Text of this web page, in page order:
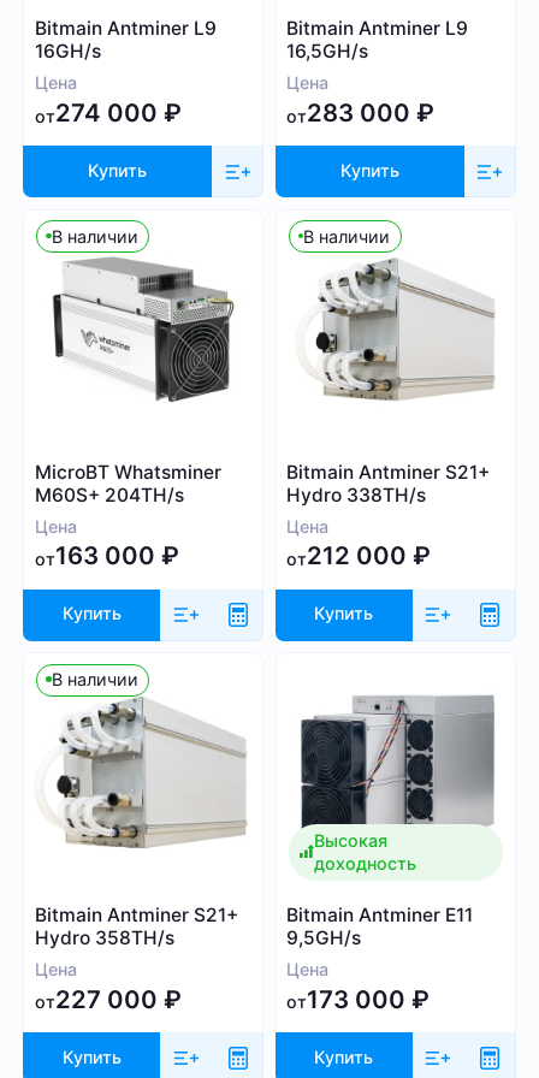
Handshake (HNS)
Monacoin (MONA)
MWC-CT31 (MWC)
Radiant (RXD)
Bitcoin SV (BSV)
Monero (XMR)
Выбрать все
Canaan
Iceriver
Innosilicon
FusionSilicon
Dayun
iBeLink
Ebang
Посмотреть все
Применить фильтры
Bitmain Antminer L9
16GH/s
Цена
от274 000 ₽
Купить
Bitmain Antminer L9
16,5GH/s
Цена
от283 000₽
Купить
В наличии
MicroBT Whatsminer
M60S+ 204TH/s
Цена
от163 000 ₽
Купить
В наличии
Bitmain Antminer S21+
Hydro 338TH/s
Цена
от212 000₽
Купить
В наличии
Bitmain Antminer S21+
Hydro 358TH/s
Цена
от227 000 ₽
Купить
Высокая
доходность
Bitmain Antminer E11
9,5GH/s
Цена
от173 000₽
Купить